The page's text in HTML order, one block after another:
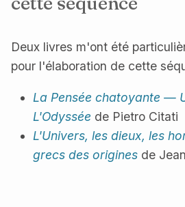
Deux livres m'ont été
pour l'élaboration de cette
La Pensée chatoyante —
L'Odyssée de Pietro Citati
L'Univers, les dieux, les
grecs des origines de